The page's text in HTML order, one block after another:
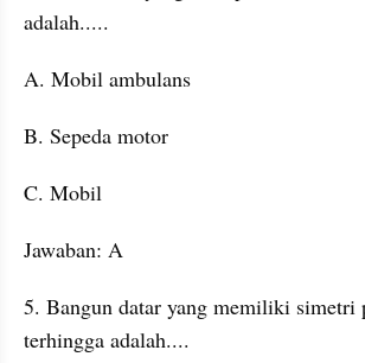
adalah.....
A. Mobil ambulans
B. Sepeda motor
C. Mobil
Jawaban: A
5. Bangun datar yang memiliki simetri
terhingga adalah....